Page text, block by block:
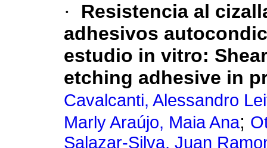
·
Resistencia al
adhesivos
estudio in vitro:
etching adhesive in
Cavalcanti, Alessandro
Marly Araújo, Maia Ana;
Salazar-Silva, Juan